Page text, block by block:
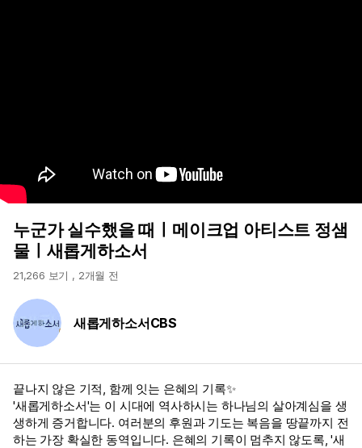
누군가 실수했을 때ㅣ메이크업 아티스트 정샘
물ㅣ새롭게하소서
21,266 보기 , 2개월 전
새롭게하소서CBS
끝나지 않은 기적, 함께 잇는 은혜의 기록✨
'새롭게하소서'는 이 시대에 역사하시는 하나님의 살아계심을 생
생하게 증거합니다. 여러분의 후원과 기도는 복음을 땅끝까지 전
하는 가장 확실한 동역입니다. 은혜의 기록이 멈추지 않도록, '새